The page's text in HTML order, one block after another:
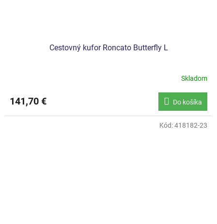
Cestovný kufor Roncato Butterfly L
Skladom
141,70 € Do košíka
Kód:418182-23